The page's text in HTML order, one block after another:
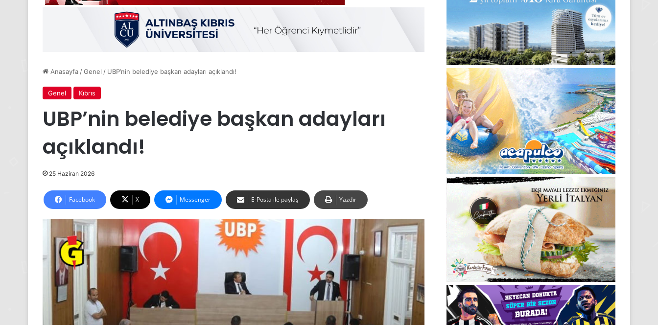
Anasayfa /Genel / UBP’nin belediye başkan adayları açıklandı!
Genel Kıbrıs
UBP’nin belediye başkan adayları
açıklandı!
25 Haziran 2026
Facebook X Messenger E-Posta ile paylaş Yazdır